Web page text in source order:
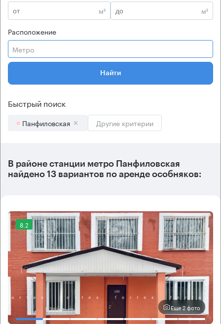
м²
м²
Расположение
Метро
Найти
Быстрый поиск
Панфиловская Другие критерии
В районе станции метро Панфиловская
найдено 13 вариантов по аренде особняков:
8.2
Еще 2 фото